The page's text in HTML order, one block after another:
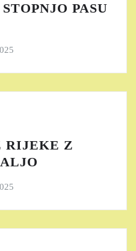
PASU
RIJEKE Z